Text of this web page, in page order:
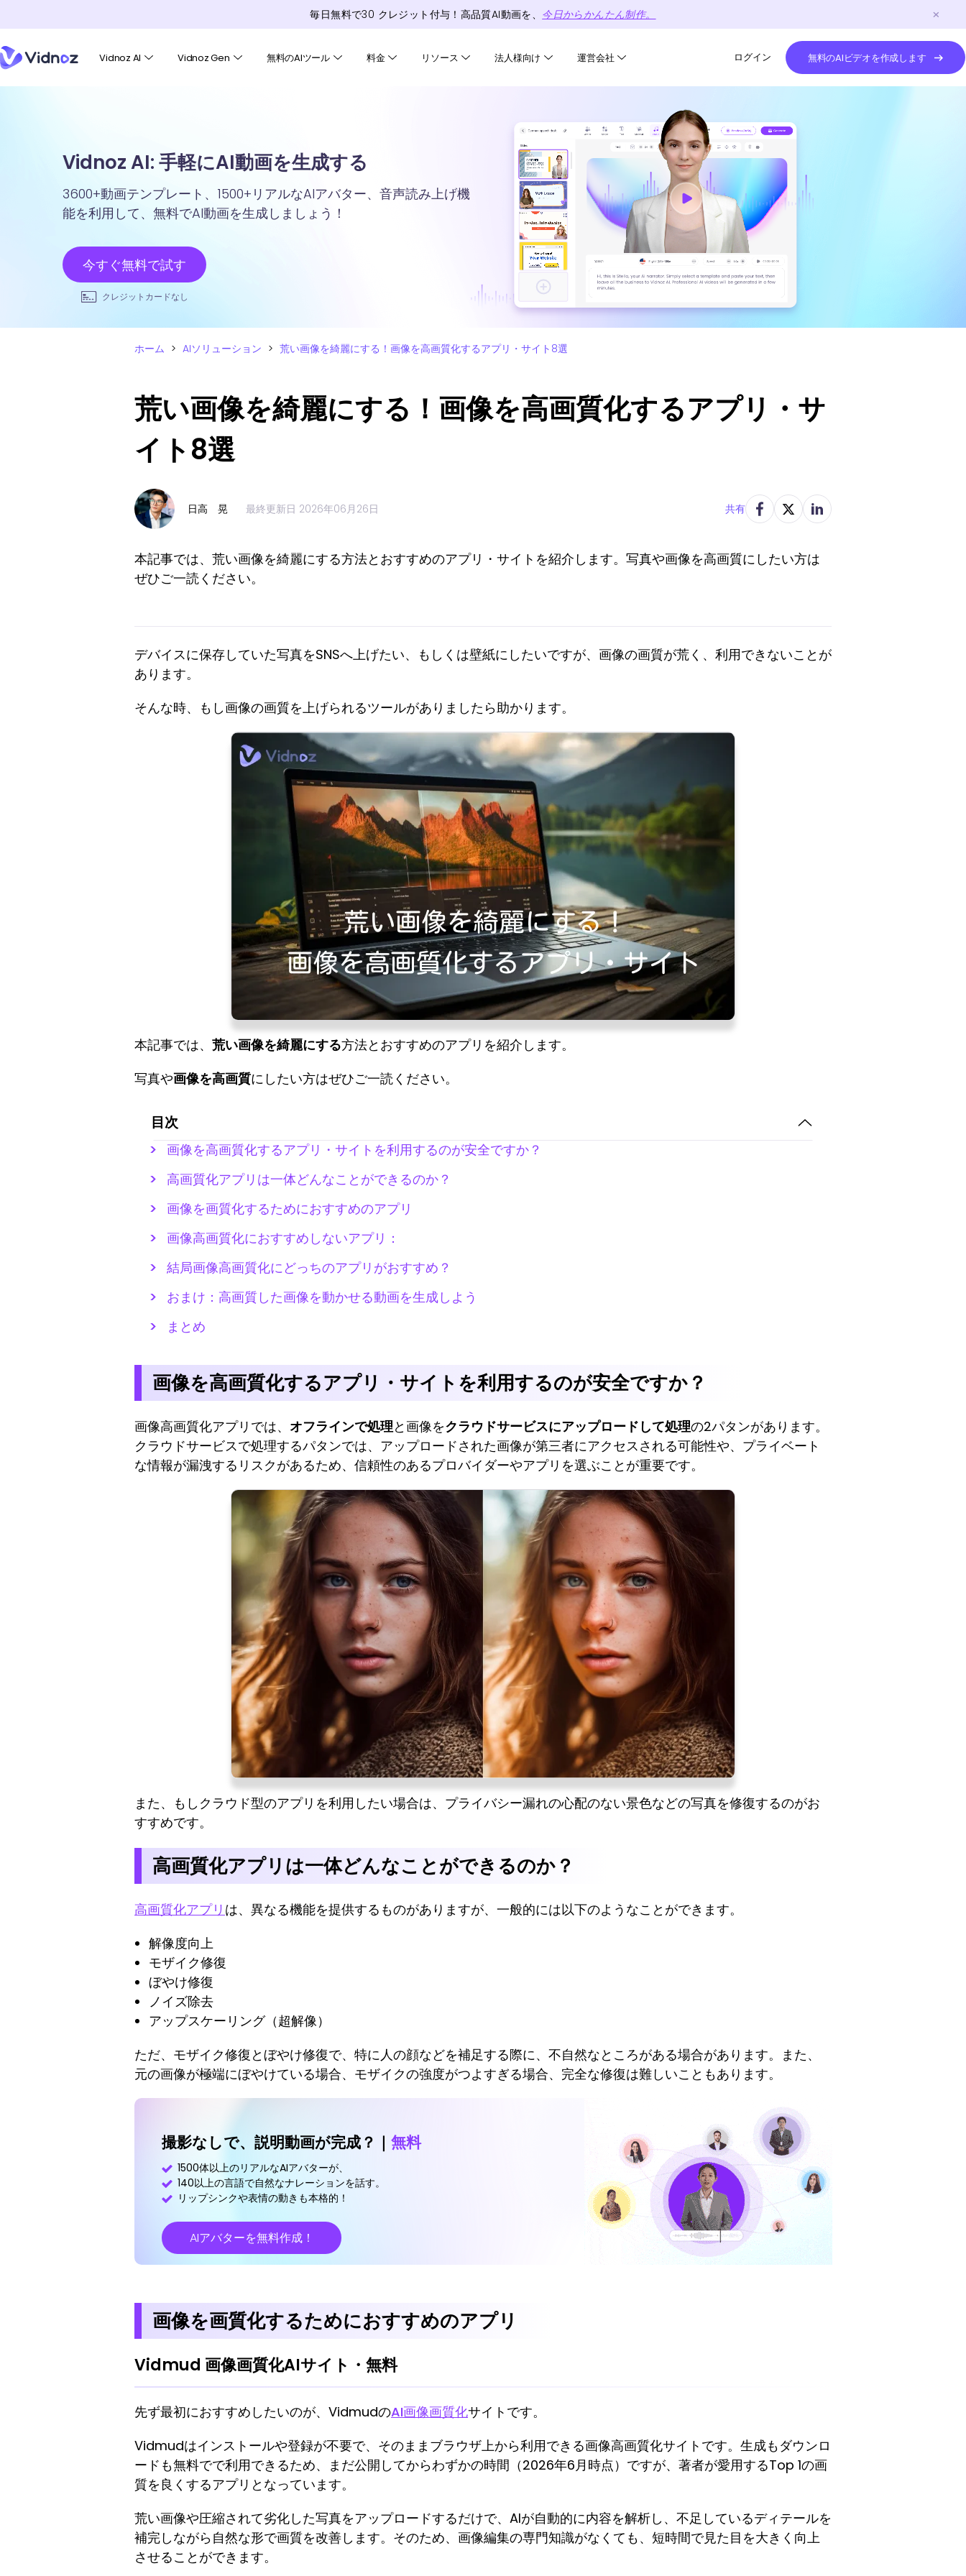
毎日無料で30 クレジット 付与！高品質AI動画を、 今日からかんたん制作。
Vidnoz AI Vidnoz Gen 無料のAIツール 料金 リソース 法人様向け 運営会社 ログイン 無料のAIビデオを作成します
Vidnoz AI: 手軽にAI動画を生成する
3600+動画テンプレート、1500+リアルなAIアバター、音声読み上げ機
能を利用して、無料でAI動画を生成しましょう！
今すぐ無料で試す
クレジットカードなし
ホーム > AIソリューション > 荒い画像を綺麗にする！画像を高画質化するアプリ・サイト8選
荒い画像を綺麗にする！画像を高画質化するアプリ・サ
イト8選
日高 晃 最終更新日 2026年06月26日 共有
本記事では、荒い画像を綺麗にする方法とおすすめのアプリ・サイトを紹介します。写真や画像を高画質にしたい方は
ぜひご一読ください。
デバイスに保存していた写真をSNSへ上げたい、もしくは壁紙にしたいですが、画像の画質が荒く、利用できないことが
あります。
そんな時、もし画像の画質を上げられるツールがありましたら助かります。
本記事では、 荒い画像を綺麗にする方法とおすすめのアプリを紹介します。
写真や画像を高画質にしたい方はぜひご一読ください。
目次
画像を高画質化するアプリ・サイトを利用するのが安全ですか？
高画質化アプリは一体どんなことができるのか？
画像を画質化するためにおすすめのアプリ
画像高画質化におすすめしないアプリ：
結局画像高画質化にどっちのアプリがおすすめ？
おまけ：高画質した画像を動かせる動画を生成しよう
まとめ
画像を高画質化するアプリ・サイトを利用するのが安全ですか？
画像高画質化アプリでは、 オフラインで処理と画像をクラウドサービスにアップロードして処理の2パタンがあります。
クラウドサービスで処理するパタンでは、アップロードされた画像が第三者にアクセスされる可能性や、プライベート
な情報が漏洩するリスクがあるため、信頼性のあるプロバイダーやアプリを選ぶことが重要です。
また、もしクラウド型のアプリを利用したい場合は、プライバシー漏れの心配のない景色などの写真を修復するのがお
すすめです。
高画質化アプリは一体どんなことができるのか？
高画質化アプリ は、異なる機能を提供するものがありますが、一般的には以下のようなことができます。
解像度向上
モザイク修復
ぼやけ修復
ノイズ除去
アップスケーリング（超解像）
ただ、モザイク修復とぼやけ修復で、特に人の顔などを補足する際に、不自然なところがある場合があります。また、
元の画像が極端にぼやけている場合、モザイクの強度がつよすぎる場合、完全な修復は難しいこともあります。
撮影なしで、説明動画が完成？｜ 無料
1500体以上のリアルなAIアバターが、
140以上の言語で自然なナレーションを話す。
リップシンクや表情の動きも本格的！
AIアバターを無料作成！
画像を画質化するためにおすすめのアプリ
Vidmud 画像画質化AIサイト・無料
先ず最初におすすめしたいのが、VidmudのAI画像画質化サイトです。
Vidmudはインストールや登録が不要で、そのままブラウザ上から利用できる画像高画質化サイトです。生成もダウンロ
ードも無料でで利用できるため、まだ公開してからわずかの時間（2026年6月時点）ですが、著者が愛用するTop 1の画
質を良くするアプリとなっています。
荒い画像や圧縮されて劣化した写真をアップロードするだけで、AIが自動的に内容を解析し、不足しているディテールを
補完しながら自然な形で画質を改善します。そのため、画像編集の専門知識がなくても、短時間で見た目を大きく向上
させることができます。